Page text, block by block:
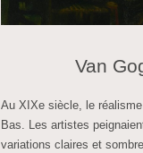
Van
Au XIXe siècle, le
Bas. Les artistes
variations claires et